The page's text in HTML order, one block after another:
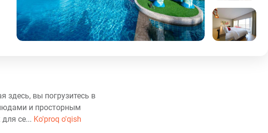
здесь, вы погрузитесь в
и просторным
се... Ko'proq o'qish